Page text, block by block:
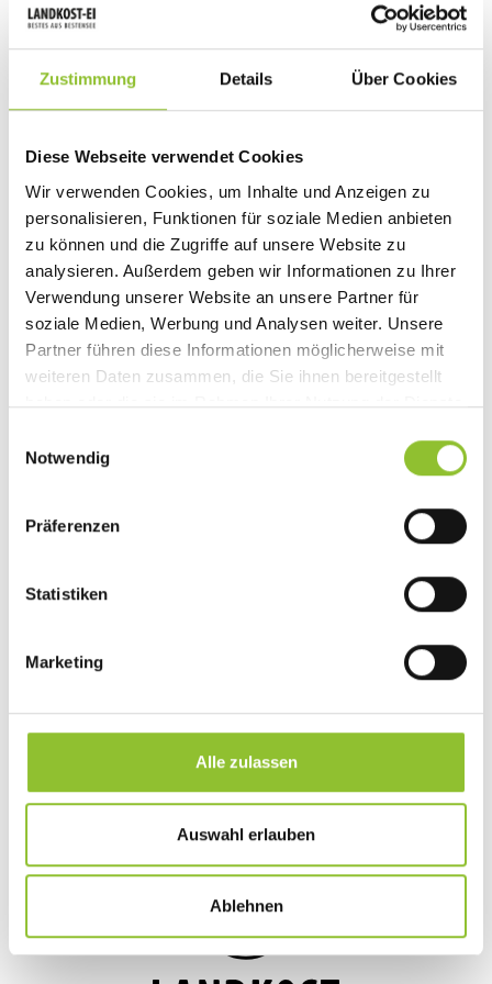
Zustimmung Details Über Cookies
Diese Webseite verwendet Cookies
Wir verwenden Cookies, um Inhalte und Anzeigen zu
personalisieren, Funktionen für soziale Medien anbieten
zu können und die Zugriffe auf unsere Website zu
analysieren. Außerdem geben wir Informationen zu Ihrer
Verwendung unserer Website an unsere Partner für
soziale Medien, Werbung und Analysen weiter. Unsere
Partner führen diese Informationen möglicherweise mit
weiteren Daten zusammen, die Sie ihnen bereitgestellt
haben oder die sie im Rahmen Ihrer Nutzung der Dienste
Notwendig
Präferenzen
Statistiken
Marketing
Alle zulassen
Auswahl erlauben
Ablehnen
Qualität auf
allen Ebenen
Für uns ist es selbstverständlich, Ihnen die höchstmögliche Produkt- und
Lebensmittelsicherheit zu bieten. Ob rechtliche Anforderungen,
Nachvollziehbarkeit oder Güte unserer Produkte – Landkost bietet Qualität
auf dem allerhöchsten Level. Und das unter ständiger Berücksichtigung von
Verbraucher-, Tier- und Umweltschutz.
Der Weg unserer Eier vom Hühnernest bis ins Supermarktregal unterliegt
schon direkt nach dem Legen. Nur die besten Eier gelangen letztendlich
auch in den Handel. Das garantiert unser Qualitätsmanagement in